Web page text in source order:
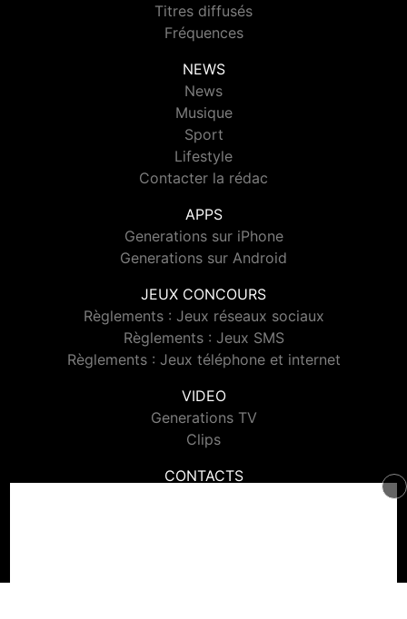
Titres diffusés
Fréquences
NEWS
News
Musique
Sport
Lifestyle
Contacter la rédac
APPS
Generations sur iPhone
Generations sur Android
JEUX CONCOURS
Règlements : Jeux réseaux sociaux
Règlements : Jeux SMS
Règlements : Jeux téléphone et internet
VIDEO
Generations TV
Clips
CONTACTS